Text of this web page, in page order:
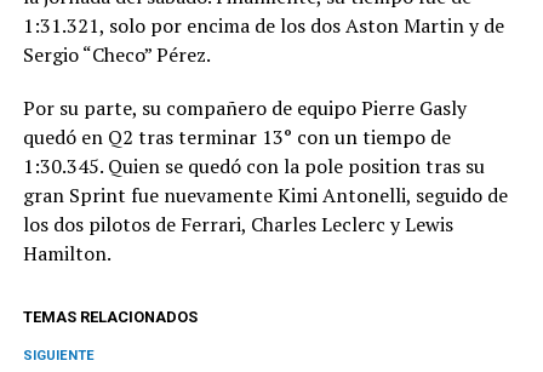
1:31.321, solo por encima de los dos Aston Martin y de
Sergio “Checo” Pérez.
Por su parte, su compañero de equipo Pierre Gasly
quedó en Q2 tras terminar 13° con un tiempo de
1:30.345. Quien se quedó con la pole position tras su
gran Sprint fue nuevamente Kimi Antonelli, seguido de
los dos pilotos de Ferrari, Charles Leclerc y Lewis
Hamilton.
TEMAS RELACIONADOS
SIGUIENTE